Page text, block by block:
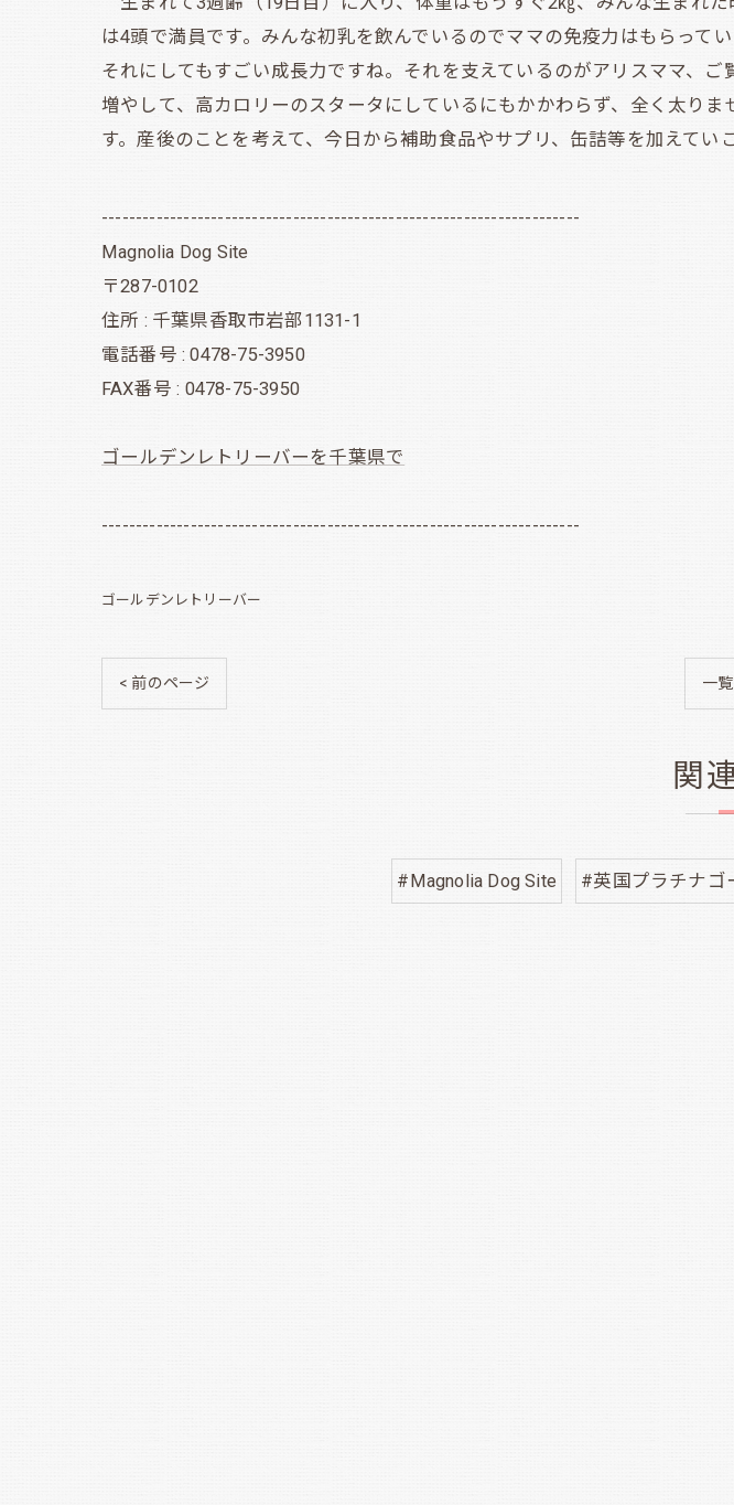
は4頭で満員です。みんな初乳を飲んでいるのでママの免疫力はもらって
それにしてもすごい成長力ですね。それを支えているのがアリスママ、
増やして、高カロリーのスタータにしているにもかかわらず、全く太り
す。産後のことを考えて、今日から補助食品やサプリ、缶詰等を加えてい
----------------------------------------------------------------------
Magnolia Dog Site
〒287-0102
住所 : 千葉県香取市岩部1131-1
電話番号 : 0478-75-3950
FAX番号 : 0478-75-3950
ゴールデンレトリーバーを千葉県で
----------------------------------------------------------------------
ゴールデンレトリーバー
< 前のページ 一
関
#Magnolia Dog Site #英国プラチナゴ